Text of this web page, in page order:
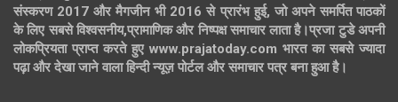
संस्करण 2017 और मैगजीन भी 2016 से प्रारंभ हुई, जो अपने समर्पित पाठकों
के लिए सबसे विश्वसनीय,प्रामाणिक और निष्पक्ष समाचार लाता है।प्रजा टुडे अपनी
लोकप्रियता प्राप्त करते हुए www.prajatoday.com भारत का सबसे ज्यादा
पढ़ा और देखा जाने वाला हिन्दी न्यूज़ पोर्टल और समाचार पत्र बना हुआ है।